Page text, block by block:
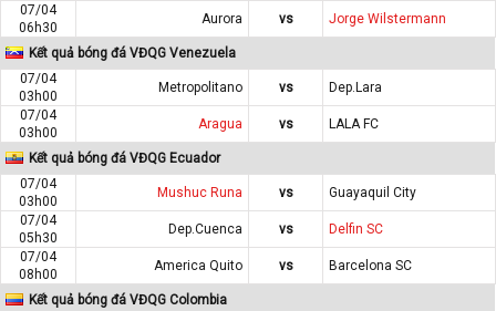
07/04
06h30
Aurora vs Jorge Wilstermann
Kết quả bóng đá VĐQG Venezuela
07/04
03h00
Metropolitano vs
Dep.Lara
07/04
03h00
Aragua vs LALA FC
Kết quả bóng đá VĐQG Ecuador
07/04
03h00
Mushuc Runa vs
Guayaquil City
07/04
05h30
Dep.Cuenca vs
Delfin SC
07/04
08h00
America Quito vs Barcelona SC
Kết quả bóng đá VĐQG Colombia